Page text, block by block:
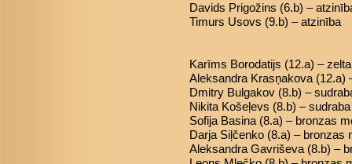
Davids Prigožins (6.b) –
Timurs Usovs (9.b) – atzinība
Karīms Borodatijs (12.a) –
Aleksandra Krasņakova (12.a)
Dmitry Bulgakov (8.b) –
Nikita Košeļevs (8.b) –
Sofija Basina (8.a) – bronzas
Darja Siļčenko (8.a) – bronzas
Aleksandra Gavriševa (8.b) –